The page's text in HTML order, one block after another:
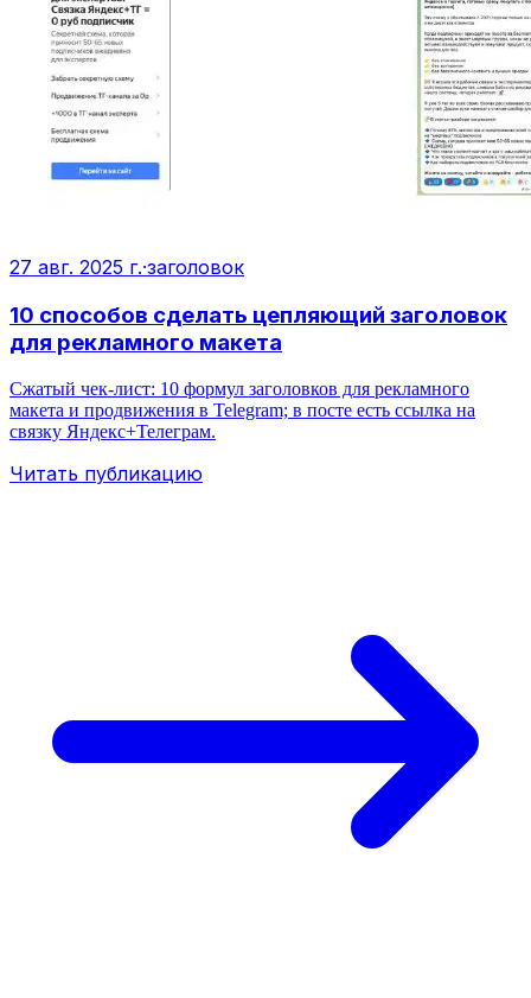
27 авг. 2025 г.·заголовок
10 способов сделать цепляющий заголовок
для рекламного макета
Сжатый чек-лист: 10 формул заголовков для рекламного
макета и продвижения в Telegram; в посте есть ссылка на
связку Яндекс+Телеграм.
Читать публикацию